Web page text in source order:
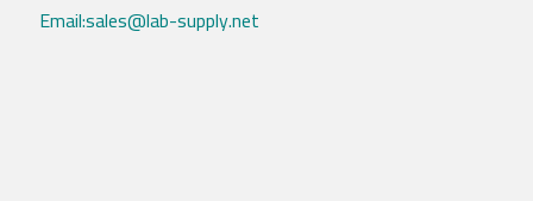
Email:sales@lab-supply.net